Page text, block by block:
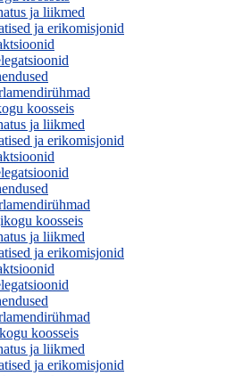
ja liikmed
ja erikomisjonid
koosseis
ja liikmed
ja erikomisjonid
koosseis
ja liikmed
ja erikomisjonid
koosseis
ja liikmed
ja erikomisjonid